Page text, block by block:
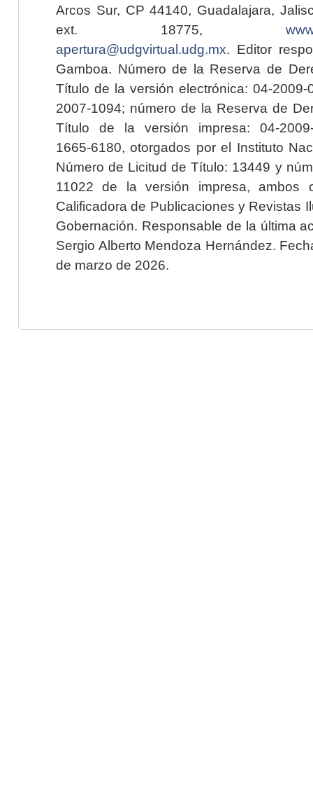
Arcos Sur, CP 44140, Guadalajara,
ext. 18775,
apertura@udgvirtual.udg.mx. Editor
Gamboa. Número de la Reserva de
Título de la versión electrónica: 04-2009-
2007-1094; número de la Reserva de
Título de la versión impresa: 04-2009-
1665-6180, otorgados por el Instituto
Número de Licitud de Título: 13449 y
11022 de la versión impresa, ambos
Calificadora de Publicaciones y Revistas
Gobernación. Responsable de la última
Sergio Alberto Mendoza Hernández.
de marzo de 2026.